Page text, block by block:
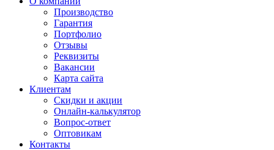
Производство
Гарантия
Портфолио
Отзывы
Реквизиты
Вакансии
Карта сайта
Клиентам
Скидки и акции
Онлайн-калькулятор
Вопрос-ответ
Оптовикам
Контакты